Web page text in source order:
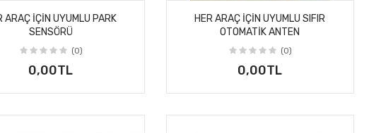
ARAÇ IÇIN UYUMLU PARK
SENSÖRÜ
(0)
0,00TL
HER ARAÇ IÇIN UYUMLU SIFIR
OTOMATIK ANTEN
(0)
0,00TL